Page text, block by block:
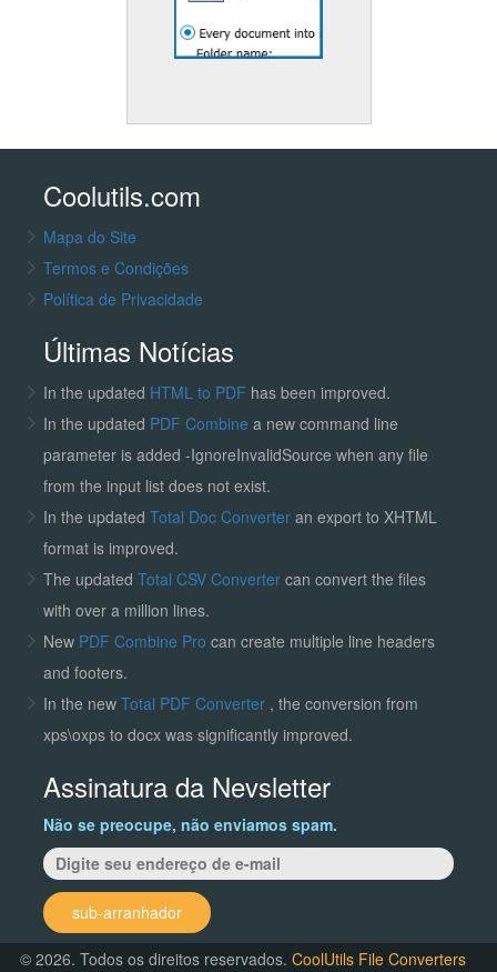
Coolutils.com
Mapa do Site
Termos e Condições
Política de Privacidade
Últimas Notícias
In the updated HTML to PDF has been improved.
In the updated PDF Combine a new command line
parameter is added -IgnoreInvalidSource when any file
from the input list does not exist.
In the updated Total Doc Converter an export to XHTML
format is improved.
The updated Total CSV Convertercan convert the files
with over a million lines.
New PDF Combine Pro can create multiple line headers
and footers.
In the new Total PDF Converter , the conversion from
xps\oxps to docx was significantly improved.
Assinatura da Nevsletter
Não se preocupe, não enviamos spam.
sub-arranhador
© 2026. Todos os direitos reservados.CoolUtils File Converters